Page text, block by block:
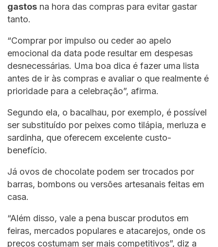
gastos na hora das compras para evitar gastar
tanto.
“Comprar por impulso ou ceder ao apelo
emocional da data pode resultar em despesas
desnecessárias. Uma boa dica é fazer uma lista
antes de ir às compras e avaliar o que realmente é
prioridade para a celebração”, afirma.
Segundo ela, o bacalhau, por exemplo, é possível
ser substituído por peixes como tilápia, merluza e
sardinha, que oferecem excelente custo-
benefício.
Já ovos de chocolate podem ser trocados por
barras, bombons ou versões artesanais feitas em
casa.
“Além disso, vale a pena buscar produtos em
feiras, mercados populares e atacarejos, onde os
preços costumam ser mais competitivos”, diz a